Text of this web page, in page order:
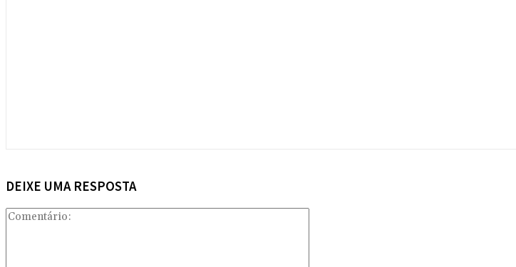
DEIXE UMA RESPOSTA